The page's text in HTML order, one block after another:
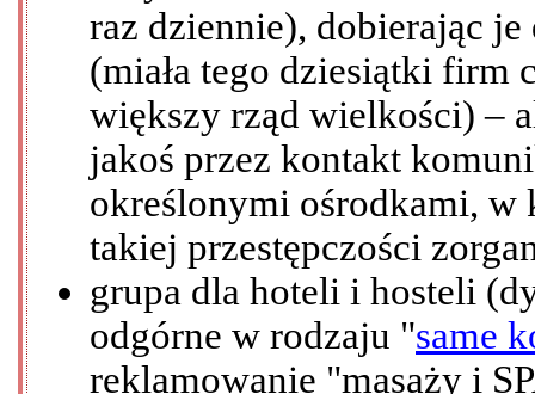
raz dziennie), dobierając
(miała tego dziesiątki firm
większy rząd wielkości) –
jakoś przez kontakt
określonymi ośrodkami, w
takiej przestępczości
grupa dla hoteli i hosteli
odgórne w rodzaju "same
reklamowanie "masaży i